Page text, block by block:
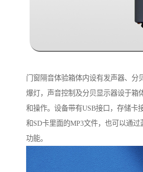
门窗隔音体验箱体内设有发声器、分
爆灯，声音控制及分贝显示器设于箱
和操作。设备带有USB接口，存储卡
和SD卡里面的MP3文件，也可以通
功能。